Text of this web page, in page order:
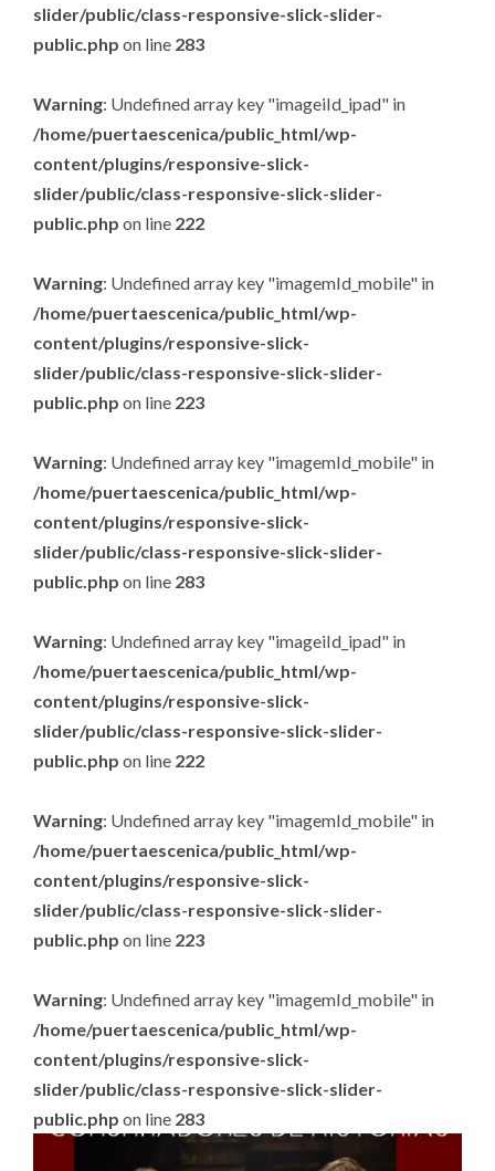
slider/public/class-responsive-slick-slider-
public.php on line 283
Warning: Undefined array key "imageiId_ipad" in
/home/puertaescenica/public_html/wp-
content/plugins/responsive-slick-
slider/public/class-responsive-slick-slider-
public.php on line 222
Warning: Undefined array key "imagemId_mobile" in
/home/puertaescenica/public_html/wp-
content/plugins/responsive-slick-
slider/public/class-responsive-slick-slider-
public.php on line 223
Warning: Undefined array key "imagemId_mobile" in
/home/puertaescenica/public_html/wp-
content/plugins/responsive-slick-
slider/public/class-responsive-slick-slider-
public.php on line 283
Warning: Undefined array key "imageiId_ipad" in
/home/puertaescenica/public_html/wp-
content/plugins/responsive-slick-
slider/public/class-responsive-slick-slider-
public.php on line 222
Warning: Undefined array key "imagemId_mobile" in
/home/puertaescenica/public_html/wp-
content/plugins/responsive-slick-
slider/public/class-responsive-slick-slider-
public.php on line 223
Warning: Undefined array key "imagemId_mobile" in
/home/puertaescenica/public_html/wp-
content/plugins/responsive-slick-
slider/public/class-responsive-slick-slider-
public.php on line 283